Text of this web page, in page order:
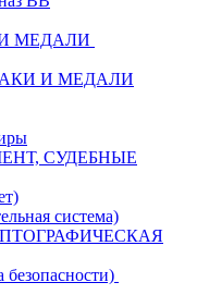
МЕДАЛИ
И МЕДАЛИ
СУДЕБНЫЕ
система)